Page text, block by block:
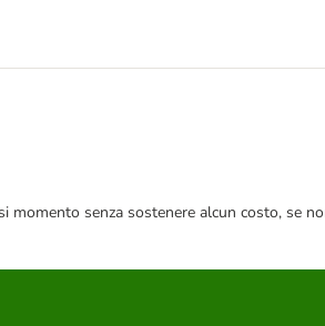
senza sostenere alcun costo, se